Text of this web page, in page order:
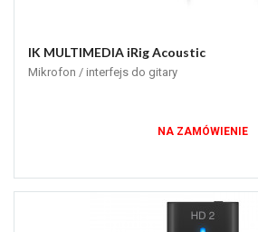
IK MULTIMEDIA iRig Acoustic
Mikrofon / interfejs do gitary
NA ZAMÓWIENIE